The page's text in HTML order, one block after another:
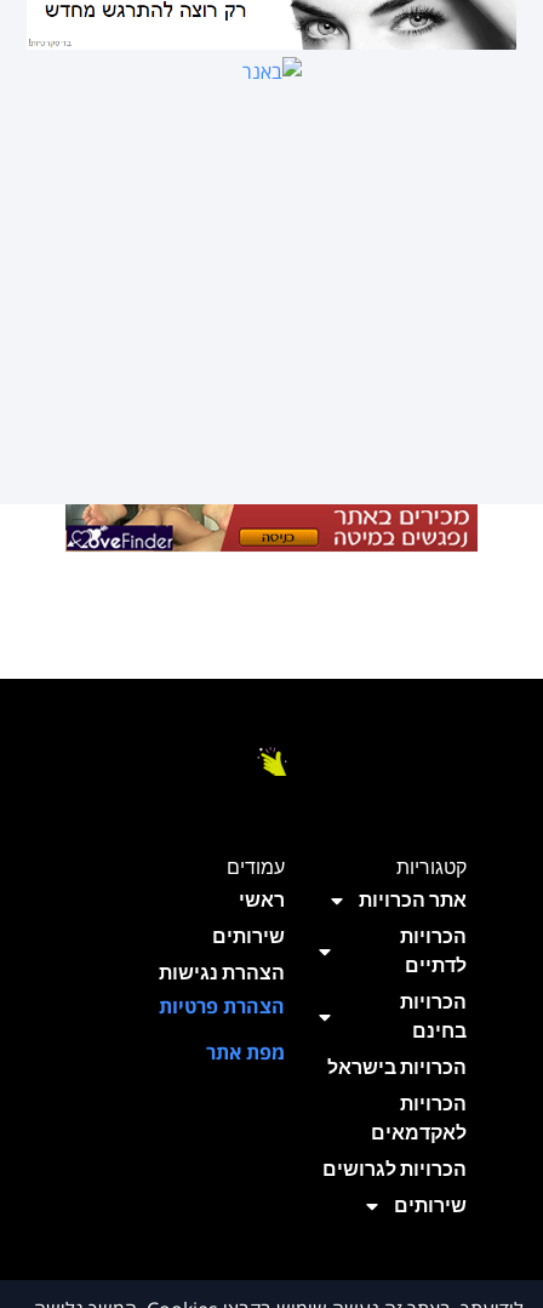
קטגוריות
אתר הכרויות
הכרויות
לדתיים
הכרויות
בחינם
הכרויות בישראל
הכרויות
לאקדמאים
הכרויות לגרושים
שירותים
עמודים
ראשי
שירותים
הצהרת נגישות
הצהרת פרטיות
מפת אתר